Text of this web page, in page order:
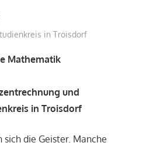
in Troisdorf
Mathematik
und
in Troisdorf
die Geister. Manche